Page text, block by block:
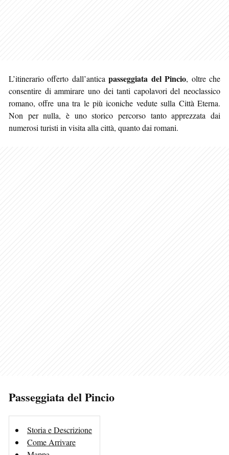
L’itinerario offerto dall’anticapasseggiata del Pincio, oltre che
consentire di ammirare uno dei tanti capolavori del neoclassico
romano, offre una tra le più iconiche vedute sulla Città Eterna.
Non per nulla, è uno storico percorso tanto apprezzata dai
numerosi turisti in visita alla città, quanto dai romani.
Passeggiata del Pincio
Storia e Descrizione
Come Arrivare